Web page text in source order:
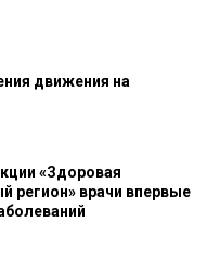
движения на
«Здоровая
регион» врачи впервые